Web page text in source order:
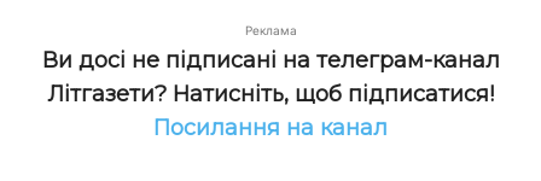
Реклама
Ви досі не підписані на телеграм-канал
Літгазети? Натисніть, щоб підписатися!
Посилання на канал